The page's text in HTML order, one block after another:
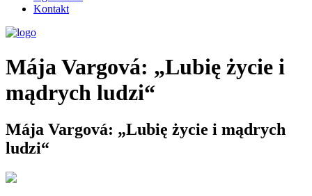
Kontakt
Mája Vargová: „Lubię życie i
mądrych ludzi“
Mája Vargová: „Lubię życie i mądrych
ludzi“